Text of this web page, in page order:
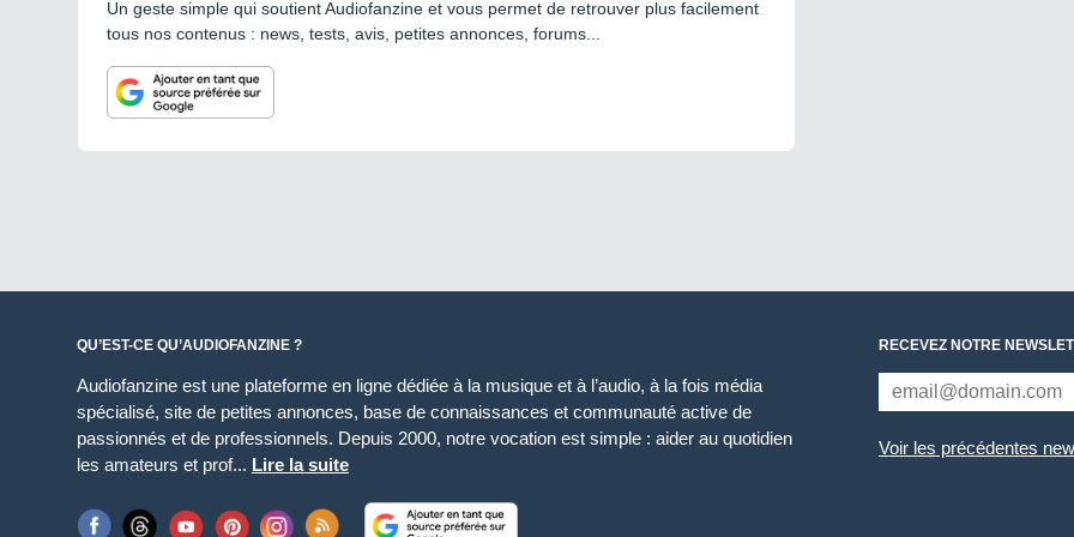
Un geste simple qui soutient Audiofanzine et vous permet de retrouver plus facilement
tous nos contenus : news, tests, avis, petites annonces, forums...
QU’EST-CE QU’AUDIOFANZINE ?
Audiofanzine est une plateforme en ligne dédiée à la musique et à l’audio, à la fois média
spécialisé, site de petites annonces, base de connaissances et communauté active de
passionnés et de professionnels. Depuis 2000, notre vocation est simple : aider au quotidien
les amateurs et prof... Lire la suite
RECEVEZ NOTRE
Voir les précédentes